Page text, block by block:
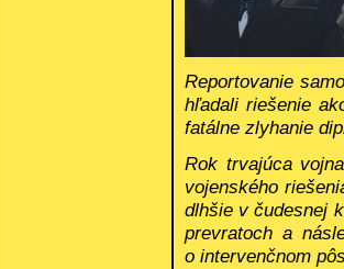
Reportovanie
hľadali riešenie
fatálne zlyhanie
Rok trvajúca
vojenského
dlhšie v čudesnej
prevratoch a
o intervenčnom